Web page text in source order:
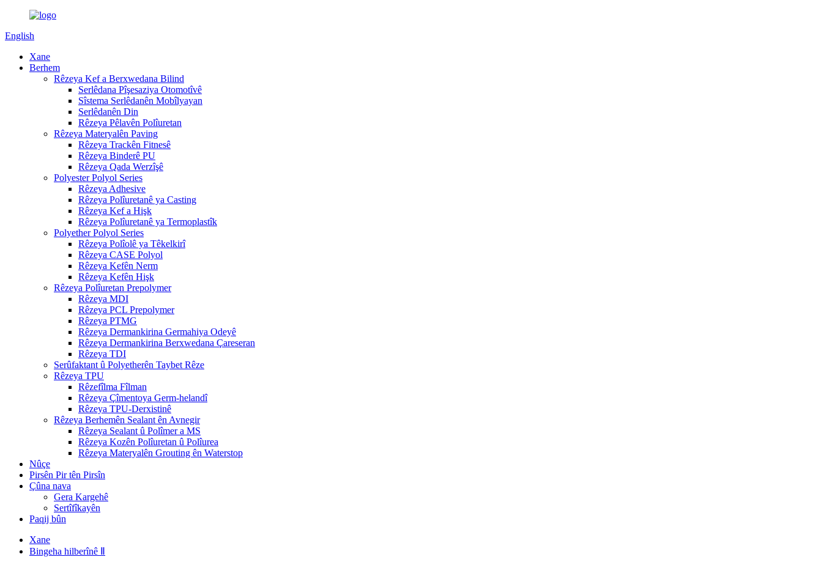
English
Xane
Berhem
Rêzeya Kef a Berxwedana Bilind
Serlêdana Pîşesaziya Otomotîvê
Sîstema Serlêdanên Mobîlyayan
Serlêdanên Din
Rêzeya Pêlavên Polîuretan
Rêzeya Materyalên Paving
Rêzeya Trackên Fitnesê
Rêzeya Binderê PU
Rêzeya Qada Werzîşê
Polyester Polyol Series
Rêzeya Adhesive
Rêzeya Polîuretanê ya Casting
Rêzeya Kef a Hişk
Rêzeya Polîuretanê ya Termoplastîk
Polyether Polyol Series
Rêzeya Polîolê ya Têkelkirî
Rêzeya CASE Polyol
Rêzeya Kefên Nerm
Rêzeya Kefên Hişk
Rêzeya Polîuretan Prepolymer
Rêzeya MDI
Rêzeya PCL Prepolymer
Rêzeya PTMG
Rêzeya Dermankirina Germahiya Odeyê
Rêzeya Dermankirina Berxwedana Çareseran
Rêzeya TDI
Serûfaktant û Polyetherên Taybet Rêze
Rêzeya TPU
Rêzefîlma Fîlman
Rêzeya Çîmentoya Germ-helandî
Rêzeya TPU-Derxistinê
Rêzeya Berhemên Sealant ên Avnegir
Rêzeya Sealant û Polîmer a MS
Rêzeya Kozên Polîuretan û Polîurea
Rêzeya Materyalên Grouting ên Waterstop
Nûçe
Pirsên Pir tên Pirsîn
Çûna nava
Gera Kargehê
Sertîfîkayên
Paqij bûn
Xane
Bingeha hilberînê Ⅱ